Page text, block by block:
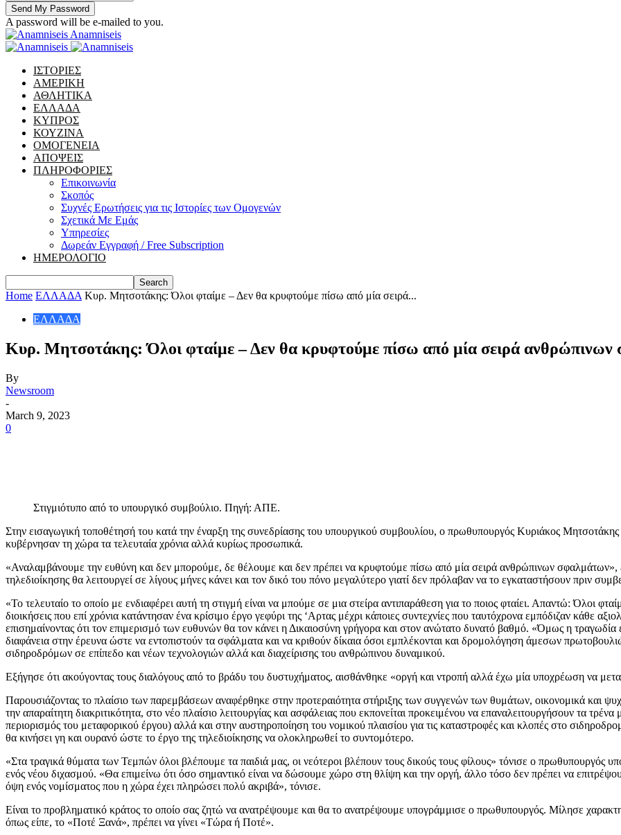
A password will be e-mailed to you.
Anamniseis
ΙΣΤΟΡΙΕΣ
ΑΜΕΡΙΚΗ
ΑΘΛΗΤΙΚΑ
ΕΛΛΑΔΑ
ΚΥΠΡΟΣ
ΚΟΥΖΙΝΑ
ΟΜΟΓΕΝΕΙΑ
ΑΠΟΨΕΙΣ
ΠΛΗΡΟΦΟΡΙΕΣ
Επικοινωνία
Σκοπός
Συχνές Ερωτήσεις για τις Ιστορίες των Ομογενών
Σχετικά Με Εμάς
Υπηρεσίες
Δωρεάν Εγγραφή / Free Subscription
ΗΜΕΡΟΛΟΓΙΟ
Home ΕΛΛΑΔΑ Κυρ. Μητσοτάκης: Όλοι φταίμε – Δεν θα κρυφτούμε πίσω από μία σειρά...
ΕΛΛΑΔΑ
Κυρ. Μητσοτάκης: Όλοι φταίμε – Δεν θα κρυφτούμε πίσω από μία σειρά
By
Newsroom
-
March 9, 2023
0
Στιγμιότυπο από το υπουργικό συμβούλιο. Πηγή: ΑΠΕ.
Στην εισαγωγική τοποθέτησή του κατά την έναρξη της συνεδρίασης του υπουργικού συμβουλίου, ο πρωθυπουργός Κυριάκος
κυβέρνησαν τη χώρα τα τελευταία χρόνια αλλά κυρίως προσωπικά.
«Αναλαμβάνουμε την ευθύνη και δεν μπορούμε, δε θέλουμε και δεν πρέπει να κρυφτούμε πίσω από μία σειρά ανθρώπινων σφαλμάτων»,
τηλεδιοίκησης θα λειτουργεί σε λίγους μήνες κάνει και τον δικό του πόνο μεγαλύτερο γιατί δεν πρόλαβαν να το εγκαταστήσουν πριν
«Το τελευταίο το οποίο με ενδιαφέρει αυτή τη στιγμή είναι να μπούμε σε μια στείρα αντιπαράθεση για το ποιος φταίει. Απαντώ: Όλοι
διοικήσεις που επί χρόνια κατάντησαν ένα κρίσιμο έργο γεφύρι της ‘Αρτας μέχρι κάποιες συντεχνίες που ταυτόχρονα εμπόδιζαν κάθε
επισημαίνοντας ότι τον επιμερισμό των ευθυνών θα τον κάνει η Δικαιοσύνη γρήγορα και στον ανώτατο δυνατό βαθμό. «Όμως η τραγωδία
διαφάνεια στην έρευνα ώστε να εντοπιστούν τα σφάλματα και να κριθούν δίκαια όσοι εμπλέκονται και δρομολόγηση άμεσων
σιδηροδρόμων σε επίπεδο και νέων τεχνολογιών αλλά και διαχείρισης του ανθρώπινου δυναμικού.
Εξήγησε ότι ακούγοντας τους διαλόγους από το βράδυ του δυστυχήματος, αισθάνθηκε «οργή και ντροπή αλλά έχω μία υποχρέωση να
Παρουσιάζοντας το πλαίσιο των παρεμβάσεων αναφέρθηκε στην προτεραιότητα στήριξης των συγγενών των θυμάτων, οικονομικά και
την απαραίτητη διακριτικότητα, στο νέο πλαίσιο λειτουργίας και ασφάλειας που εκπονείται προκειμένου να επαναλειτουργήσουν τα
περιορισμός του μεταφορικού έργου) αλλά και στην αυστηροποίηση του νομικού πλαισίου για τις καταστροφές και κλοπές στο
θα κινήσει γη και ουρανό ώστε το έργο της τηλεδιοίκησης να ολοκληρωθεί το συντομότερο.
«Στα τραγικά θύματα των Τεμπών όλοι βλέπουμε τα παιδιά μας, οι νεότεροι βλέπουν τους δικούς τους φίλους» τόνισε ο πρωθυπουργός
ενός νέου διχασμού. «Θα επιμείνω ότι όσο σημαντικό είναι να δώσουμε χώρο στη θλίψη και την οργή, άλλο τόσο δεν πρέπει να
όψη ενός νομίσματος που η χώρα έχει πληρώσει πολύ ακριβά», τόνισε.
Είναι το προβληματικό κράτος το οποίο σας ζητώ να ανατρέψουμε και θα το ανατρέψουμε υπογράμμισε ο πρωθυπουργός. Μίλησε
όπως είπε, το «Ποτέ Ξανά», πρέπει να γίνει «Τώρα ή Ποτέ».